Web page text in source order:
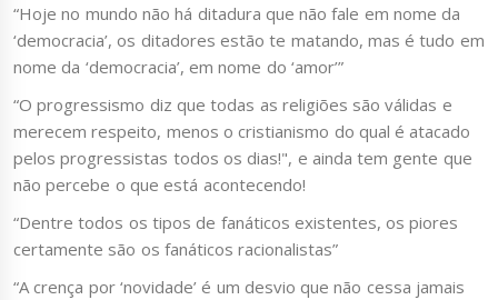
“Hoje no mundo não há ditadura que não fale em nome da
‘democracia’, os ditadores estão te matando, mas é tudo em
nome da ‘democracia’, em nome do ‘amor’”
“O progressismo diz que todas as religiões são válidas e
merecem respeito, menos o cristianismo do qual é atacado
pelos progressistas todos os dias!", e ainda tem gente que
não percebe o que está acontecendo!
“Dentre todos os tipos de fanáticos existentes, os piores
certamente são os fanáticos racionalistas”
“A crença por ‘novidade’ é um desvio que não cessa jamais